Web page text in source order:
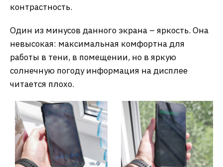
контрастность.
Один из минусов данного экрана – яркость. Она
невысокая: максимальная комфортна для
работы в тени, в помещении, но в яркую
солнечную погоду информация на дисплее
читается плохо.